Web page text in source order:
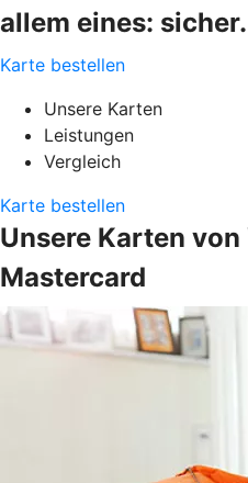
allem eines: sicher.
Karte bestellen
Unsere Karten
Leistungen
Vergleich
Karte bestellen
Unsere Karten von
Mastercard